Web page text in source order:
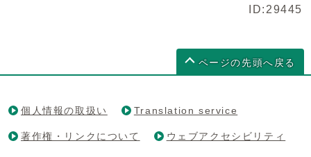
ID:29445
ページの先頭へ戻る
個人情報の取扱い Translation service
著作権・リンクについて ウェブアクセシビリティ